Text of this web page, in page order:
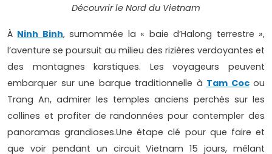
Découvrir le Nord du Vietnam
À Ninh Binh, surnommée la « baie d’Halong terrestre »,
l’aventure se poursuit au milieu des rizières verdoyantes et
des montagnes karstiques. Les voyageurs peuvent
embarquer sur une barque traditionnelle à Tam Cocou
Trang An, admirer les temples anciens perchés sur les
collines et profiter de randonnées pour contempler des
panoramas grandioses.Une étape clé pour que faire et
que voir pendant un circuit Vietnam 15 jours, mêlant